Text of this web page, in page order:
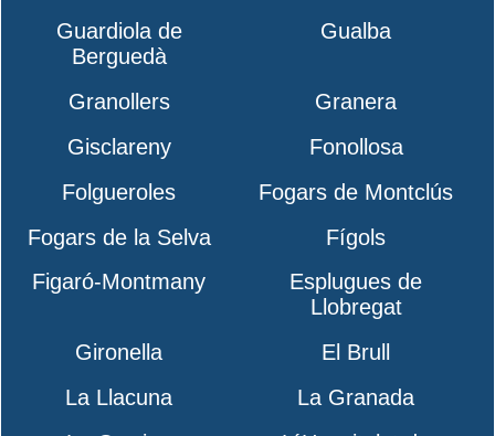
Guardiola de
Berguedà
Gualba
Granollers
Granera
Gisclareny
Fonollosa
Folgueroles
Fogars de Montclús
Fogars de la Selva
Fígols
Figaró-Montmany
Esplugues de
Llobregat
Gironella
El Brull
La Llacuna
La Granada